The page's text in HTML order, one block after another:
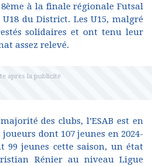
à la finale régionale Futsal
du District. Les U15, malgré
solidaires et ont tenu leur
assez relevé.
des clubs, l’ESAB est en
joueurs dont 107 jeunes en 2024-
99 jeunes cette saison, un état
Rénier au niveau Ligue